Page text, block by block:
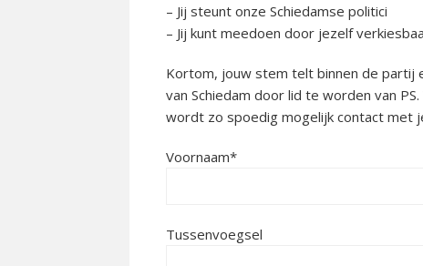
– Jij steunt onze Schiedamse politici
– Jij kunt meedoen door jezelf
Kortom, jouw stem telt binnen de partij
van Schiedam door lid te worden van
wordt zo spoedig mogelijk contact met
Voornaam*
Tussenvoegsel